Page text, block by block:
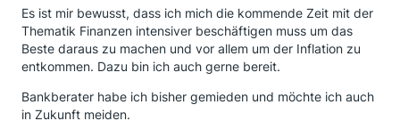
Es ist mir bewusst, dass ich mich die kommende Zeit mit der
Thematik Finanzen intensiver beschäftigen muss um das
Beste daraus zu machen und vor allem um der Inflation zu
entkommen. Dazu bin ich auch gerne bereit.
Bankberater habe ich bisher gemieden und möchte ich auch
in Zukunft meiden.